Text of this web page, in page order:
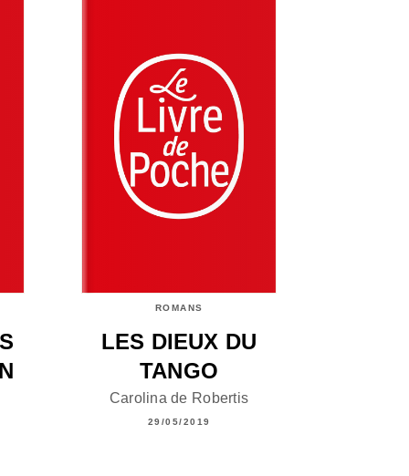
ROMANS
LES DIEUX DU
TANGO
Carolina de Robertis
29/05/2019